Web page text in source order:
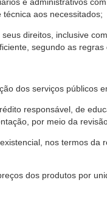
aos necessitados;
direitos, inclusive
segundo as
dos serviços públicos
responsável, de
por meio da
nos termos
dos produtos por